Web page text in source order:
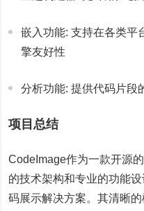
嵌入功能: 支持在各类平
擎友好性
分析功能: 提供代码片段
项目总结
CodeImage作为一款开源
的技术架构和专业的功能
码展示解决方案。其清晰